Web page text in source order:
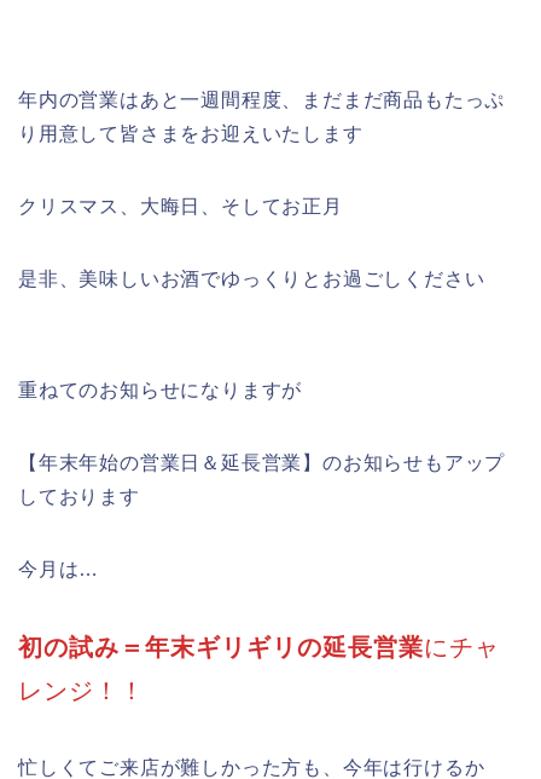
年内の営業はあと一週間程度、まだまだ商品もたっぷ
り用意して皆さまをお迎えいたします
クリスマス、大晦日、そしてお正月
是非、美味しいお酒でゆっくりとお過ごしください
重ねてのお知らせになりますが
【年末年始の営業日＆延長営業】のお知らせもアップ
しております
今月は…
初の試み＝年末ギリギリの延長営業にチャ
レンジ！！
忙しくてご来店が難しかった方も、今年は行けるか